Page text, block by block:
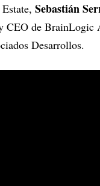
Sebastián
CEO de BrainLogic
Desarrollos.